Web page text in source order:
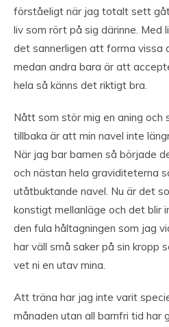
förståeligt när jag totalt sett
liv som rört på sig därinne. Med
det sannerligen att forma vissa
medan andra bara är att
hela så känns det riktigt bra.
Nått som stör mig en aning och
tillbaka är att min navel inte
När jag bar barnen så började
och nästan hela graviditeterna
utåtbuktande navel. Nu är det
konstigt mellanläge och det
den fula håltagningen som jag
har väll små saker på sin kropp
vet ni en utav mina.
Att träna har jag inte varit
månaden utan all barnfri tid har